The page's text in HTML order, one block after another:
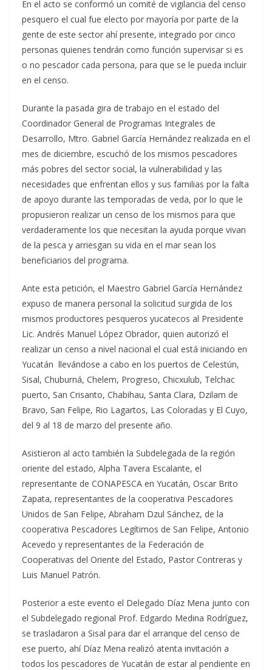
En el acto se conformó un comité de vigilancia del censo
pesquero el cual fue electo por mayoría por parte de la
gente de este sector ahí presente, integrado por cinco
personas quienes tendrán como función supervisar si es
o no pescador cada persona, para que se le pueda incluir
en el censo.
Durante la pasada gira de trabajo en el estado del
Coordinador General de Programas Integrales de
Desarrollo, Mtro. Gabriel García Hernández realizada en el
mes de diciembre, escuchó de los mismos pescadores
más pobres del sector social, la vulnerabilidad y las
necesidades que enfrentan ellos y sus familias por la falta
de apoyo durante las temporadas de veda, por lo que le
propusieron realizar un censo de los mismos para que
verdaderamente los que necesitan la ayuda porque vivan
de la pesca y arriesgan su vida en el mar sean los
beneficiarios del programa.
Ante esta petición, el Maestro Gabriel García Hernández
expuso de manera personal la solicitud surgida de los
mismos productores pesqueros yucatecos al Presidente
Lic. Andrés Manuel López Obrador, quien autorizó el
realizar un censo a nivel nacional el cual está iniciando en
Yucatán llevándose a cabo en los puertos de Celestún,
Sisal, Chuburná, Chelem, Progreso, Chicxulub, Telchac
puerto, San Crisanto, Chabihau, Santa Clara, Dzilam de
Bravo, San Felipe, Rio Lagartos, Las Coloradas y El Cuyo,
del 9 al 18 de marzo del presente año.
Asistieron al acto también la Subdelegada de la región
oriente del estado, Alpha Tavera Escalante, el
representante de CONAPESCA en Yucatán, Oscar Brito
Zapata, representantes de la cooperativa Pescadores
Unidos de San Felipe, Abraham Dzul Sánchez, de la
cooperativa Pescadores Legítimos de San Felipe, Antonio
Acevedo y representantes de la Federación de
Cooperativas del Oriente del Estado, Pastor Contreras y
Luis Manuel Patrón.
Posterior a este evento el Delegado Díaz Mena junto con
el Subdelegado regional Prof. Edgardo Medina Rodríguez,
se trasladaron a Sisal para dar el arranque del censo de
ese puerto, ahí Díaz Mena realizó atenta invitación a
todos los pescadores de Yucatán de estar al pendiente en